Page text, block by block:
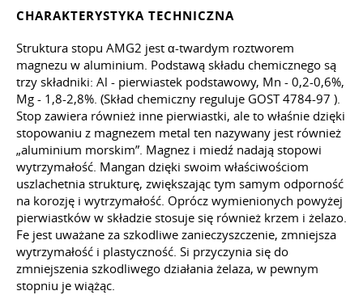
CHARAKTERYSTYKA TECHNICZNA
Struktura stopu AMG2 jest α-twardym roztworem
magnezu w aluminium. Podstawą składu chemicznego są
trzy składniki: Al - pierwiastek podstawowy, Mn - 0,2-0,6%,
Mg - 1,8-2,8%. (Skład chemiczny reguluje GOST 4784-97 ).
Stop zawiera również inne pierwiastki, ale to właśnie dzięki
stopowaniu z magnezem metal ten nazywany jest również
„aluminium morskim”. Magnez i miedź nadają stopowi
wytrzymałość. Mangan dzięki swoim właściwościom
uszlachetnia strukturę, zwiększając tym samym odporność
na korozję i wytrzymałość. Oprócz wymienionych powyżej
pierwiastków w składzie stosuje się również krzem i żelazo.
Fe jest uważane za szkodliwe zanieczyszczenie, zmniejsza
wytrzymałość i plastyczność. Si przyczynia się do
zmniejszenia szkodliwego działania żelaza, w pewnym
stopniu je wiążąc.